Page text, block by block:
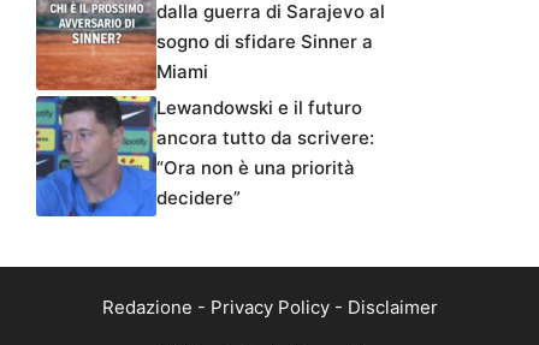
dalla guerra di Sarajevo al
sogno di sfidare Sinner a
Miami
Lewandowski e il futuro
ancora tutto da scrivere:
“Ora non è una priorità
decidere”
Redazione - Privacy Policy- Disclaimer